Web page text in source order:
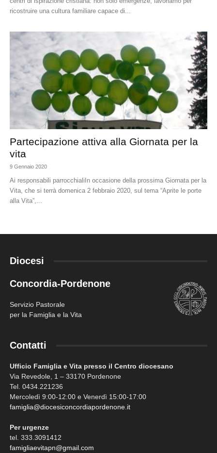
ricostruire una cultura familiare capace di...
Partecipazione attiva alla Giornata per la
vita
9 Gennaio 2020
Ai responsabili parrocchialiIn occasione della prossima Giornata per la
Vita, che si terrà domenica 2 febbraio 2020, sul tema “Aprite le porte
alla Vita”,...
Diocesi
Concordia-Pordenone
Servizio Pastorale
per la Famiglia e la Vita
Contatti
Ufficio Famiglia e Vita presso il Centro diocesano
Via Revedole, 1 – 33170 Pordenone
Tel. 0434.221236
Mercoledì 9:00-12:00 e Venerdì 15:00-17:00
famiglia@diocesiconcordiapordenone.it
Per urgenze
tel. 333.3091412
famigliaevitapn@gmail.com